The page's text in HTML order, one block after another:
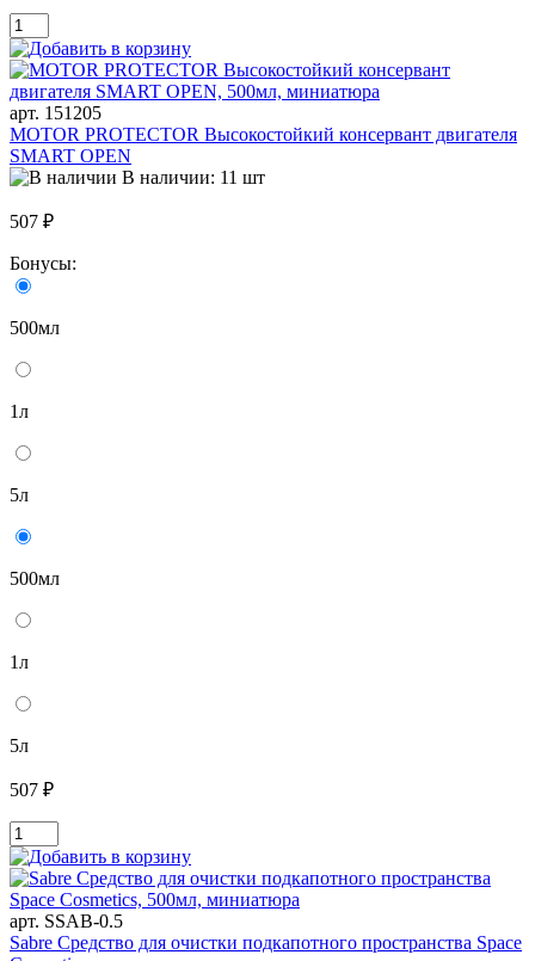
арт. 151205
MOTOR PROTECTOR Высокостойкий консервант двигателя
SMART OPEN
В наличии: 11 шт
507 ₽
Бонусы:
500мл
1л
5л
500мл
1л
5л
507 ₽
арт. SSAB-0.5
Sabre Средство для очистки подкапотного пространства Space